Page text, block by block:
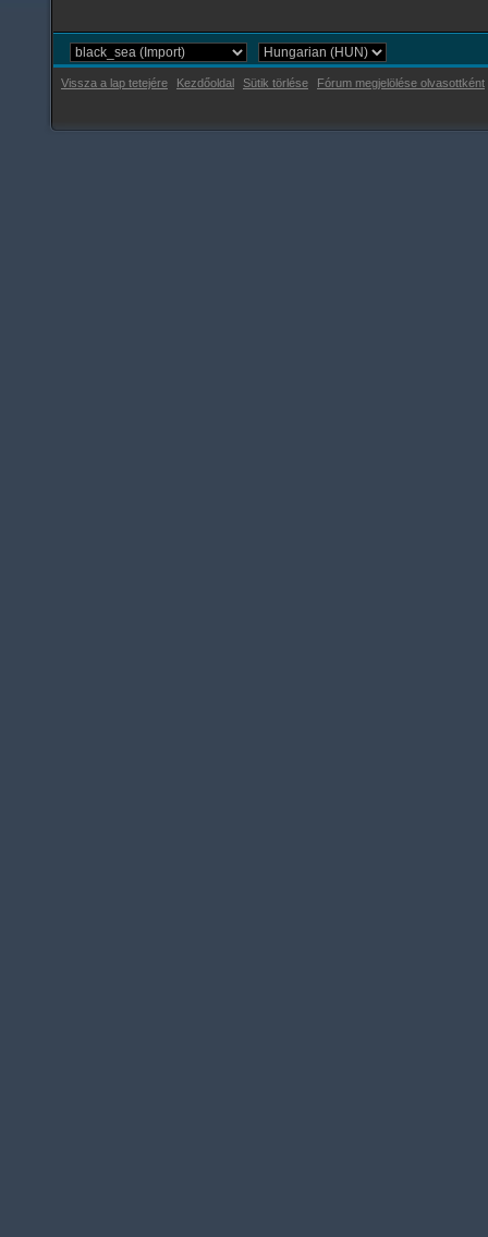
Vissza a lap tetejére Kezdőoldal Sütik törlése Fórum megjelölése olvasottként